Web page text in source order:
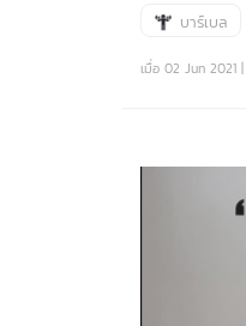
บาร์เบล
เมื่อ 02 Jun 2021 |